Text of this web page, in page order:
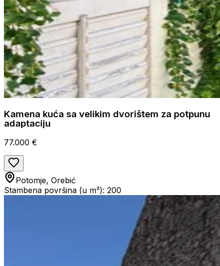
Kamena kuća sa velikim dvorištem za potpunu
adaptaciju
77.000 €
Potomje, Orebić
Stambena površina (u m²): 200